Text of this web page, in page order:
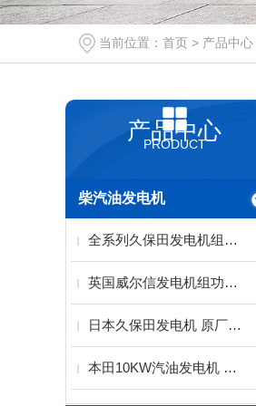
当前位置： 首页 > 产品中心
产品中心
PRODUCT
柴汽油发电机
全系列久保田发电机组（西安）服务代理中心
英国威尔信发电机组功率范围9.5-2500KVA
日本久保田发电机 原厂水冷动力配备稀土永磁电机
本田10KW汽油发电机 单三相电启动KH-10000T